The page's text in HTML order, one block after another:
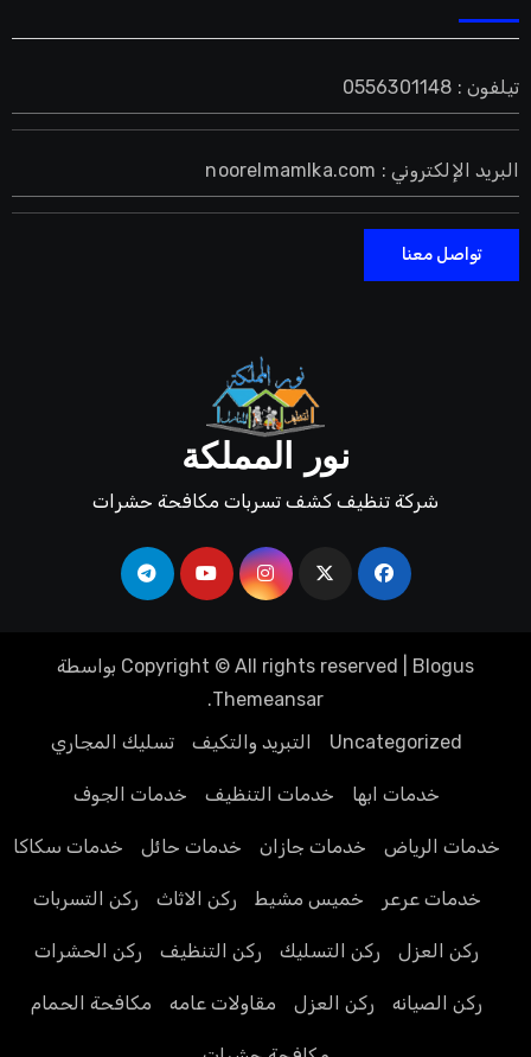
تيلفون : 0556301148
البريد الإلكتروني : noorelmamlka.com
تواصل معنا
نور المملكة
شركة تنظيف كشف تسربات مكافحة حشرات
Copyright © All rights reserved Blogus
بواسطة
Themeansar
.
Uncategorized
التبريد والتكيف تسليك المجاري
خدمات ابها خدمات التنظيف خدمات الجوف
خدمات الرياض خدمات جازان خدمات حائل خدمات سكاكا
خدمات عرعر خميس مشيط ركن الاثاث ركن التسربات
ركن العزل ركن التسليك ركن التنظيف ركن الحشرات
ركن الصيانه ركن العزل مقاولات عامه مكافحة الحمام